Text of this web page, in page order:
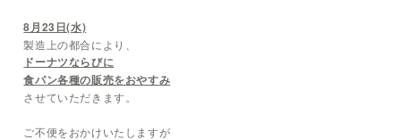
8月23日(水)
製造上の都合により、
ドーナツならびに
食パン各種の販売をおやすみ
させていただきます。
ご不便をおかけいたしますが